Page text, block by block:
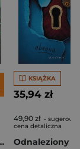
Tom 12
KSIĄŻKA
35,94 zł
49,90 zł -
cena detaliczna
Odnaleziony